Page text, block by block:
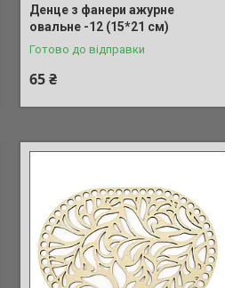
Денце з фанери ажурне
овальне -12 (15*21 см)
Готово до відправки
65 ₴